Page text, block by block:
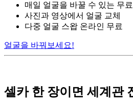
매일 얼굴을 바꿀 수 있는 무
사진과 영상에서 얼굴 교체
다중 얼굴 스왑 온라인 무료
얼굴을 바꿔보세요!
셀카 한 장이면 세계관